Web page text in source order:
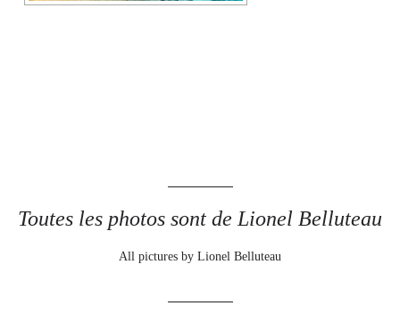
Toutes les photos sont de Lionel Belluteau
All pictures by Lionel Belluteau